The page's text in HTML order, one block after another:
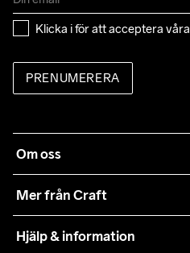
Klicka i för att acceptera våra
PRENUMERERA
Om oss
Mer från Craft
Hjälp & information